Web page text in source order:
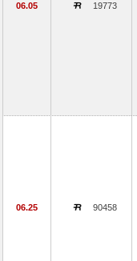
06.05 19773
06.25 90458